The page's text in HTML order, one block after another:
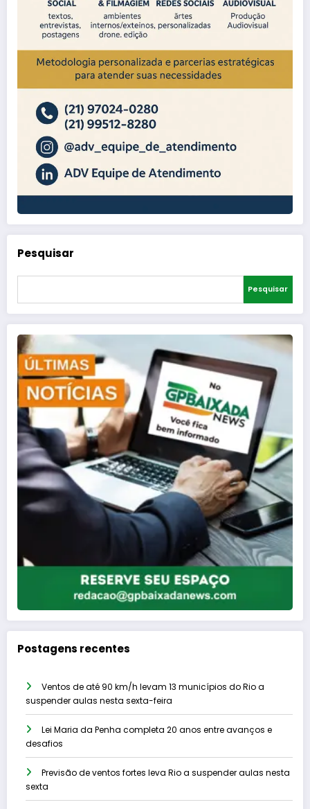
Pesquisar
Pesquisar
Postagens recentes
Ventos de até 90 km/h levam 13 municípios do Rio a
suspender aulas nesta sexta-feira
Lei Maria da Penha completa 20 anos entre avanços e
desafios
Previsão de ventos fortes leva Rio a suspender aulas nesta
sexta